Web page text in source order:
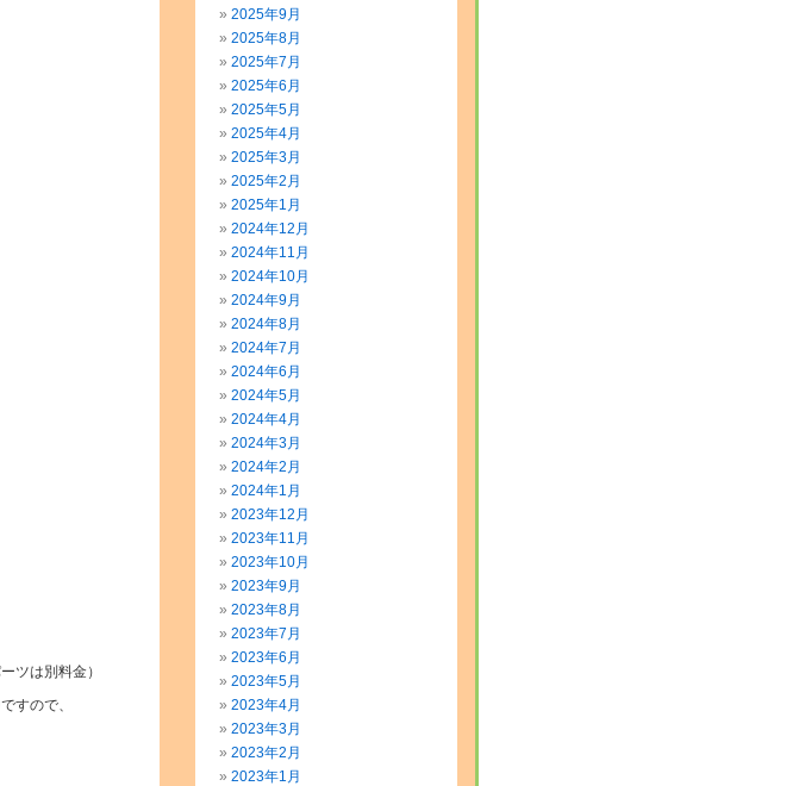
ツは別料金）
すので、
2025年9月
2025年8月
2025年7月
2025年6月
2025年5月
2025年4月
2025年3月
2025年2月
2025年1月
2024年12月
2024年11月
2024年10月
2024年9月
2024年8月
2024年7月
2024年6月
2024年5月
2024年4月
2024年3月
2024年2月
2024年1月
2023年12月
2023年11月
2023年10月
2023年9月
2023年8月
2023年7月
2023年6月
2023年5月
2023年4月
2023年3月
2023年2月
2023年1月